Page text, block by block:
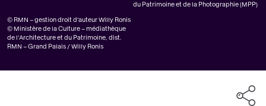
du Patrimoine et de la Photographie (MPP)
© RMN – gestion droit d’auteur Willy Ronis
© Ministère de la Culture – médiathèque
de l’Architecture et du Patrimoine, dist.
RMN – Grand Palais / Willy Ronis